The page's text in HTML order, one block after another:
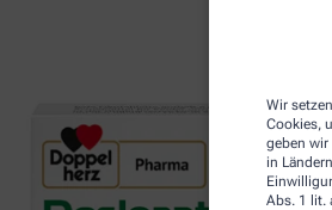
Wir
Cookies,
geben wir
in
Abs. 1 lit.